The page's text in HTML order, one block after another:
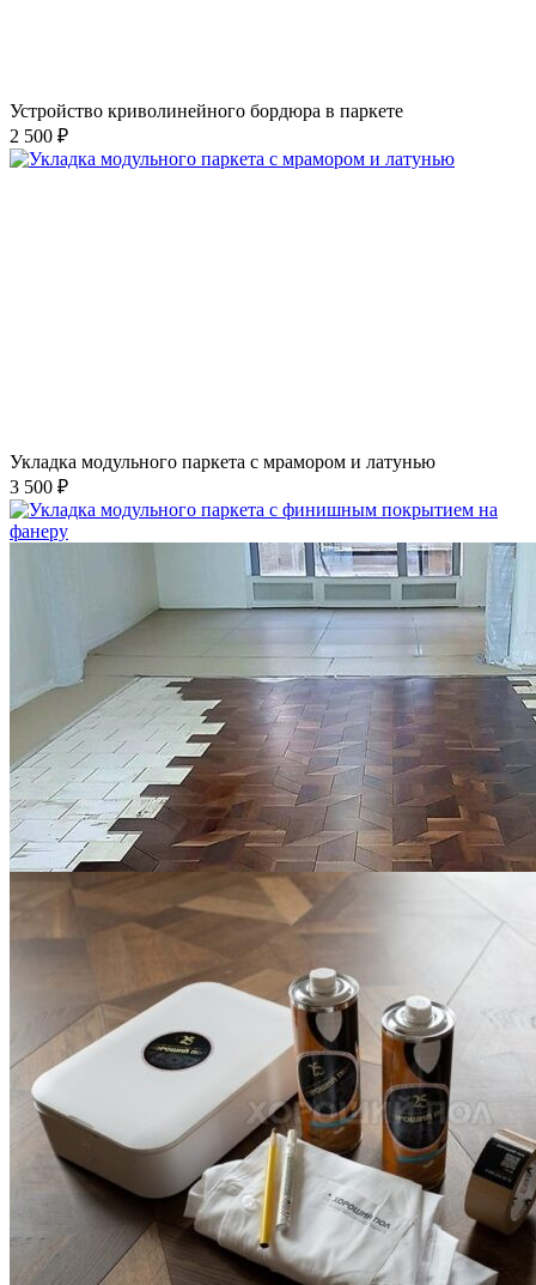
Устройство криволинейного бордюра в паркете
2 500 ₽
Укладка модульного паркета с мрамором и латунью
3 500 ₽
Укладка модульного паркета с финишным покрытием на
фанеру
3 600 ₽
Услуги по реставрации паркета
Блог